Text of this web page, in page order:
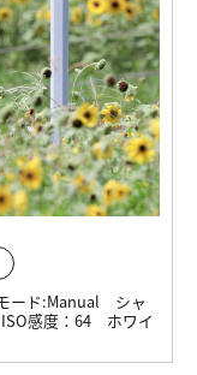
ード:Manual
シャ
ISO感度： 64
ホワイ